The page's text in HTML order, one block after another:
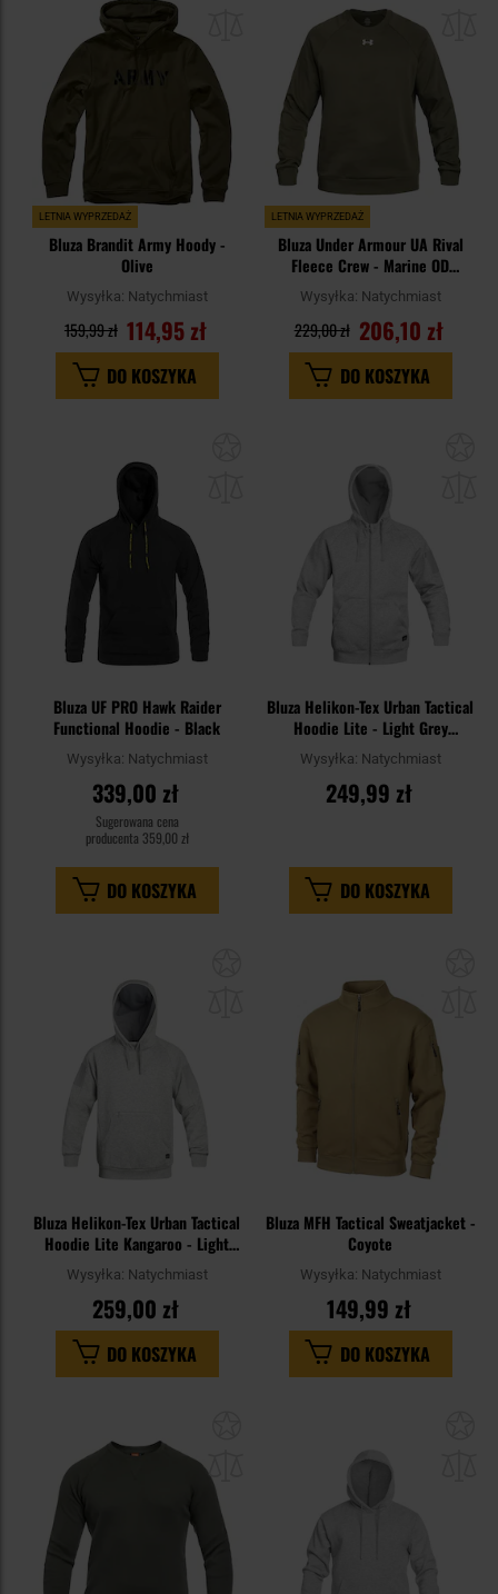
schowka
LETNIA WYPRZEDAŻ
Bluza Brandit Army Hoody -
Olive
Wysyłka: Natychmiast
114,95 zł
159,99 zł
DO KOSZYKA
LETNIA WYPRZEDAŻ
Bluza Under Armour UA Rival
Fleece Crew - Marine OD
Green/White
Wysyłka: Natychmiast
206,10 zł
229,00 zł
DO KOSZYKA
Bluza UF PRO Hawk Raider
Functional Hoodie - Black
Wysyłka: Natychmiast
339,00 zł
Sugerowana cena
producenta 359,00 zł
DO KOSZYKA
Bluza Helikon-Tex Urban Tactical
Hoodie Lite - Light Grey
Melange
Wysyłka: Natychmiast
249,99 zł
DO KOSZYKA
schowka
Bluza Helikon-Tex Urban Tactical
Hoodie Lite Kangaroo - Light
Grey Melange
Wysyłka: Natychmiast
259,00 zł
DO KOSZYKA
Bluza MFH Tactical Sweatjacket -
Coyote
Wysyłka: Natychmiast
149,99 zł
DO KOSZYKA